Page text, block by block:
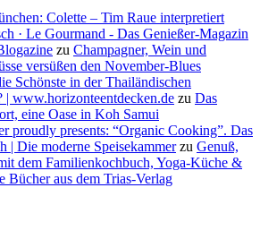
Colette – Tim Raue interpretiert
· Le Gourmand - Das Genießer-Magazin
zu Champagner, Wein und
versüßen den November-Blues
Schönste in der Thailändischen
| www.horizonteentdecken.de zu Das
eine Oase in Koh Samui
proudly presents: “Organic Cooking”. Das
| Die moderne Speisekammerzu Genuß,
dem Familienkochbuch, Yoga-Küche &
Bücher aus dem Trias-Verlag